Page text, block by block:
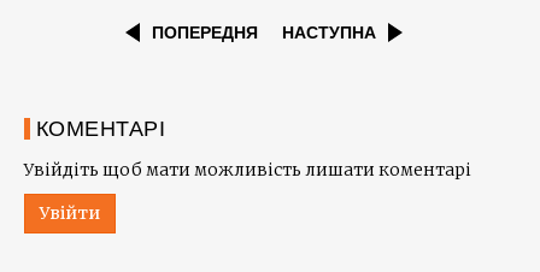
ПОПЕРЕДНЯ НАСТУПНА
КОМЕНТАРІ
Увійдіть щоб мати можливість лишати коментарі
Увійти